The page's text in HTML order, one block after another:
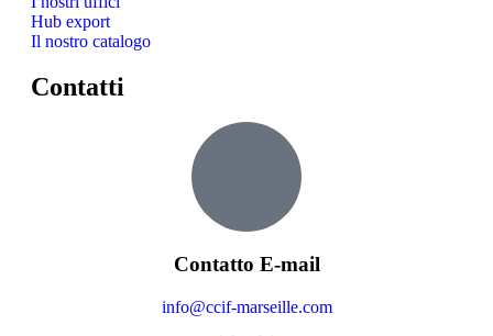
Hub export
Il nostro catalogo
Contatti
Contatto E-mail
info@ccif-marseille.com